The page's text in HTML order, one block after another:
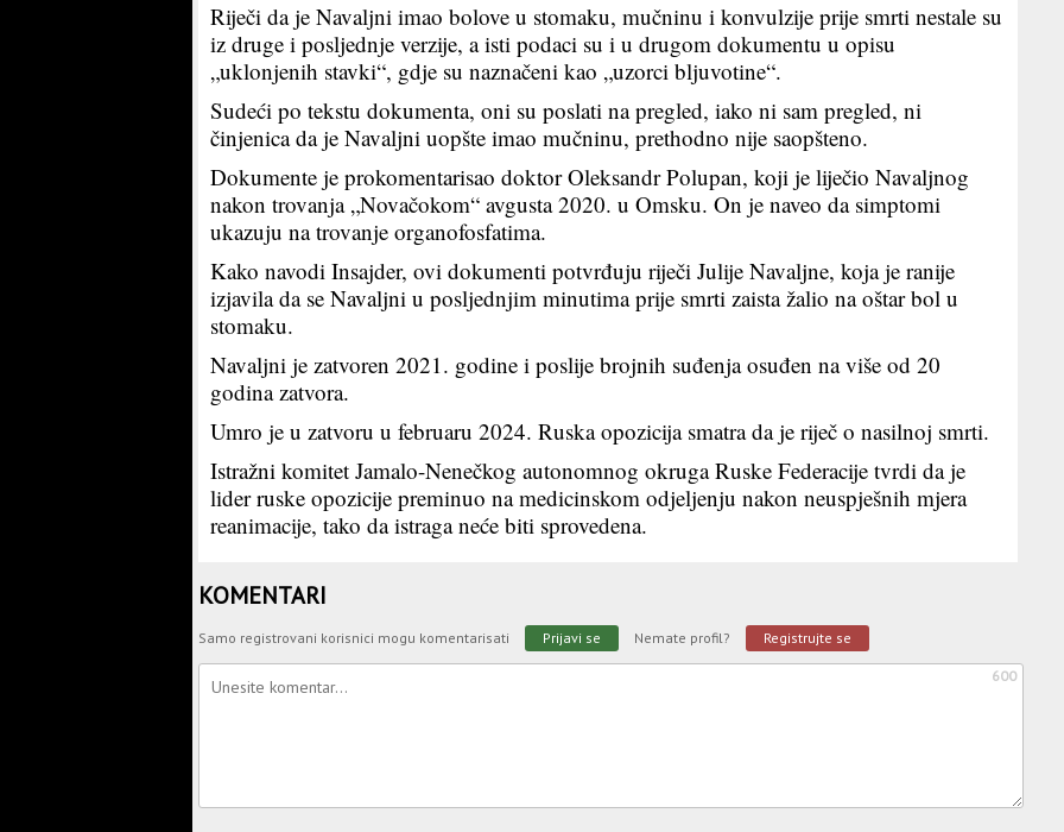
Riječi da je Navaljni imao bolove u stomaku, mučninu i konvulzije prije smrti nestale su
iz druge i posljednje verzije, a isti podaci su i u drugom dokumentu u opisu
„uklonjenih stavki“, gdje su naznačeni kao „uzorci bljuvotine“.
Sudeći po tekstu dokumenta, oni su poslati na pregled, iako ni sam pregled, ni
činjenica da je Navaljni uopšte imao mučninu, prethodno nije saopšteno.
Dokumente je prokomentarisao doktor Oleksandr Polupan, koji je liječio Navaljnog
nakon trovanja „Novačokom“ avgusta 2020. u Omsku. On je naveo da simptomi
ukazuju na trovanje organofosfatima.
Kako navodi Insajder, ovi dokumenti potvrđuju riječi Julije Navaljne, koja je ranije
izjavila da se Navaljni u posljednjim minutima prije smrti zaista žalio na oštar bol u
stomaku.
Navaljni je zatvoren 2021. godine i poslije brojnih suđenja osuđen na više od 20
godina zatvora.
Umro je u zatvoru u februaru 2024. Ruska opozicija smatra da je riječ o nasilnoj smrti.
Istražni komitet Jamalo-Nenečkog autonomnog okruga Ruske Federacije tvrdi da je
lider ruske opozicije preminuo na medicinskom odjeljenju nakon neuspješnih mjera
reanimacije, tako da istraga neće biti sprovedena.
KOMENTARI
Samo registrovani korisnici mogu komentarisati Prijavi se Nemate profil? Registrujte se
600